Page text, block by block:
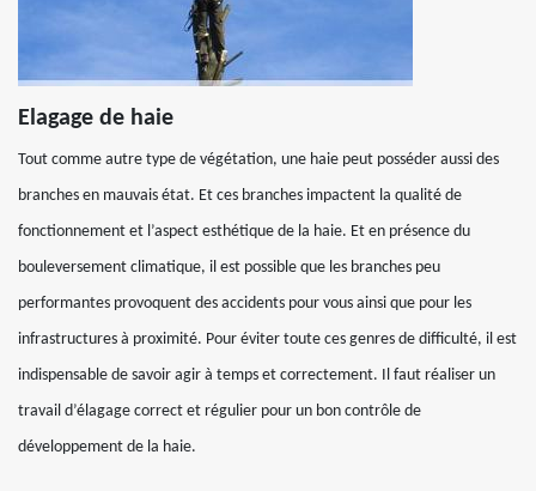
Elagage de haie
Tout comme autre type de végétation, une haie peut posséder aussi des
branches en mauvais état. Et ces branches impactent la qualité de
fonctionnement et l’aspect esthétique de la haie. Et en présence du
bouleversement climatique, il est possible que les branches peu
performantes provoquent des accidents pour vous ainsi que pour les
infrastructures à proximité. Pour éviter toute ces genres de difficulté, il est
indispensable de savoir agir à temps et correctement. Il faut réaliser un
travail d’élagage correct et régulier pour un bon contrôle de
développement de la haie.